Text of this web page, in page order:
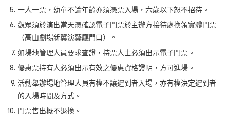
一人一票，幼童不論年齡亦須憑票入場，六歲以下恕不招待。
觀眾須於演出當天憑確認電子門票於主辦方接待處換領實體門票
（高山劇場新翼演藝廳門口）。
如場地管理人員要求查證，持票人士必須出示電子門票。
優惠票持有人必須出示有效之優惠資格證明，方可進場。
活動舉辦場地管理人員有權不讓遲到者入場，亦有權決定遲到者
的入場時間及方式。
門票售出概不退換。